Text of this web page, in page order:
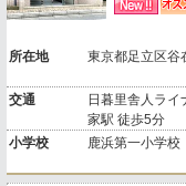
所在地 東京都足立区谷
交通
日暮里舎人ライ
家駅 徒歩5分
小学校 鹿浜第一小学校